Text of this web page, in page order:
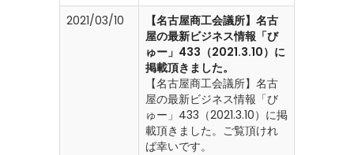
2021/03/10
【名古屋商工会議所】名古
屋の最新ビジネス情報「び
ゅー」433（2021.3.10）に
掲載頂きました。
【名古屋商工会議所】名古
屋の最新ビジネス情報「び
ゅー」433（2021.3.10）に掲
載頂きました。ご覧頂けれ
ば幸いです。